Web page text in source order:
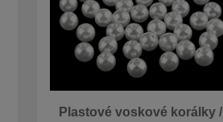
Plastové voskové korálky /